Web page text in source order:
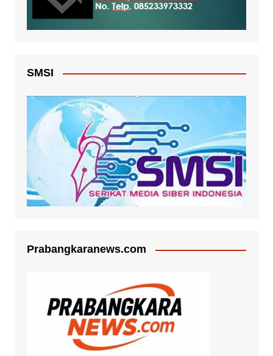
SMSI
Prabangkaranews.com